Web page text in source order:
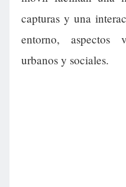
capturas y una
entorno, aspectos
urbanos y sociales.